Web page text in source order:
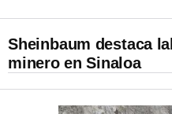
Sheinbaum destaca
minero en Sinaloa